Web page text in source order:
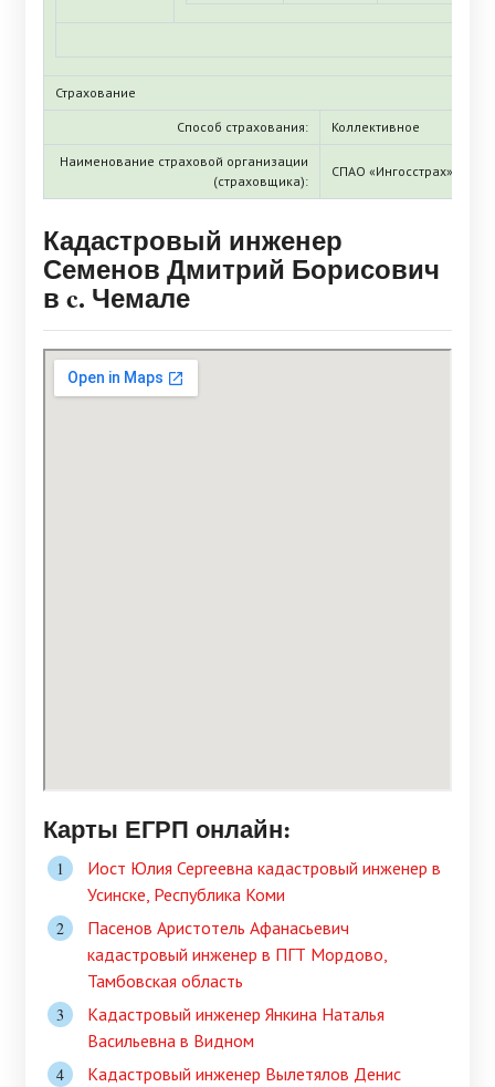
Страхование
Способ страхования: Коллективное
Наименование страховой организации
(страховщика):
СПАО «Ингосстрах»
Кадастровый инженер
Семенов Дмитрий Борисович
в c. Чемале
Карты ЕГРП онлайн:
Иост Юлия Сергеевна кадастровый инженер в
Усинске, Республика Коми
Пасенов Аристотель Афанасьевич
кадастровый инженер в ПГТ Мордово,
Тамбовская область
Кадастровый инженер Янкина Наталья
Васильевна в Видном
Кадастровый инженер Вылетялов Денис